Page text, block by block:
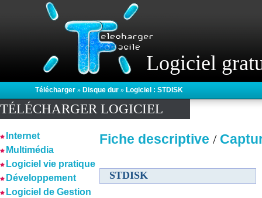
Logiciel
Télécharger » Disque dur » Logiciel : STDISK
TÉLÉCHARGER LOGICIEL
Internet
Multimédia
Logiciel vie pratique
Développement
Logiciel de Gestion
Fiche descriptive /
STDISK